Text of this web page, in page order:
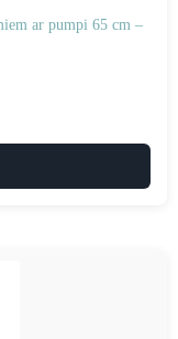
ar pumpi 65 cm –